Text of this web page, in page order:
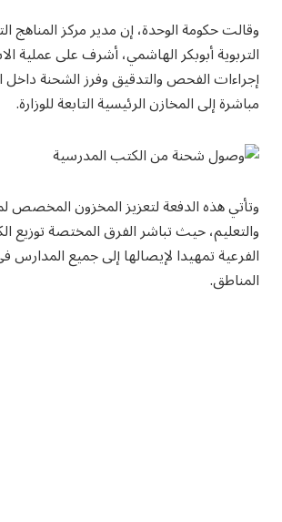
وقالت حكومة الوحدة، إن مدير مركز المناهج
التربوية أبوبكر الهاشمي، أشرف على عملية
إجراءات الفحص والتدقيق وفرز الشحنة داخل
مباشرة إلى المخازن الرئيسية التابعة للوزارة.
وتأتي هذه الدفعة لتعزيز المخزون المخصص
والتعليم، حيث تباشر الفرق المختصة توزيع
الفرعية تمهيدا لإيصالها إلى جميع
المناطق.